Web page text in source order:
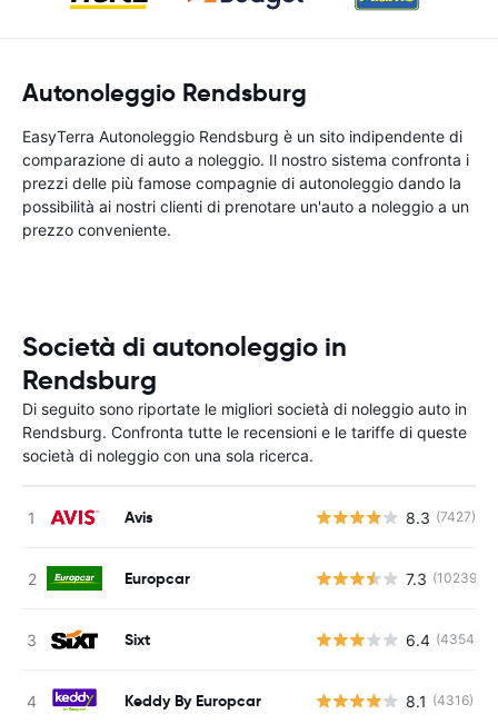
Autonoleggio Rendsburg
EasyTerra Autonoleggio Rendsburg è un sito indipendente di
comparazione di auto a noleggio. Il nostro sistema confronta i
prezzi delle più famose compagnie di autonoleggio dando la
possibilità ai nostri clienti di prenotare un'auto a noleggio a un
prezzo conveniente.
Società di autonoleggio in
Rendsburg
Di seguito sono riportate le migliori società di noleggio auto in
Rendsburg. Confronta tutte le recensioni e le tariffe di queste
società di noleggio con una sola ricerca.
Avis 8.3 (7427)
Europcar 7.3 (10239)
Sixt 6.4 (4354)
Keddy By Europcar 8.1 (4316)